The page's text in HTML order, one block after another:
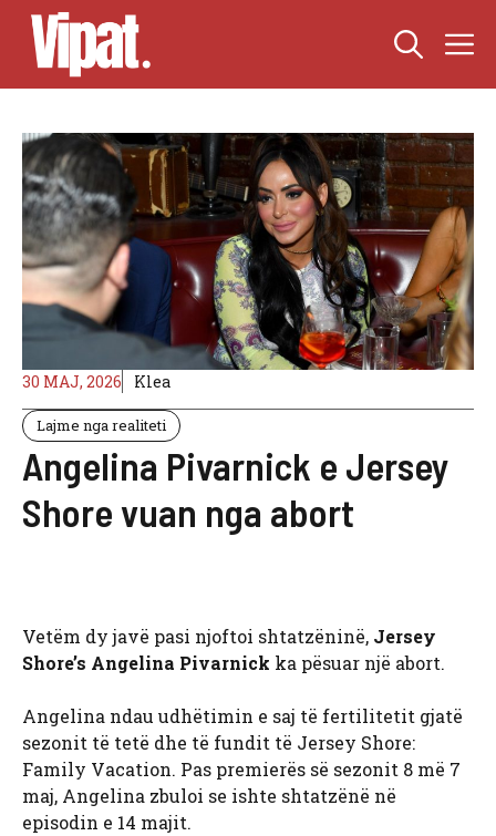
Skip
content
30 MAJ, 2026 Klea
Lajme nga realiteti
Angelina Pivarnick e Jersey
Shore vuan nga abort
Vetëm dy javë pasi njoftoi shtatzëninë, Jersey
Shore’s Angelina Pivarnick ka pësuar një abort.
Angelina ndau udhëtimin e saj të fertilitetit gjatë
sezonit të tetë dhe të fundit të Jersey Shore:
Family Vacation. Pas premierës së sezonit 8 më 7
maj, Angelina zbuloi se ishte shtatzënë në
episodin e 14 majit.